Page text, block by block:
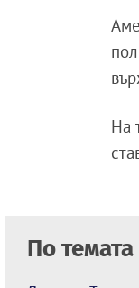
На
По темата